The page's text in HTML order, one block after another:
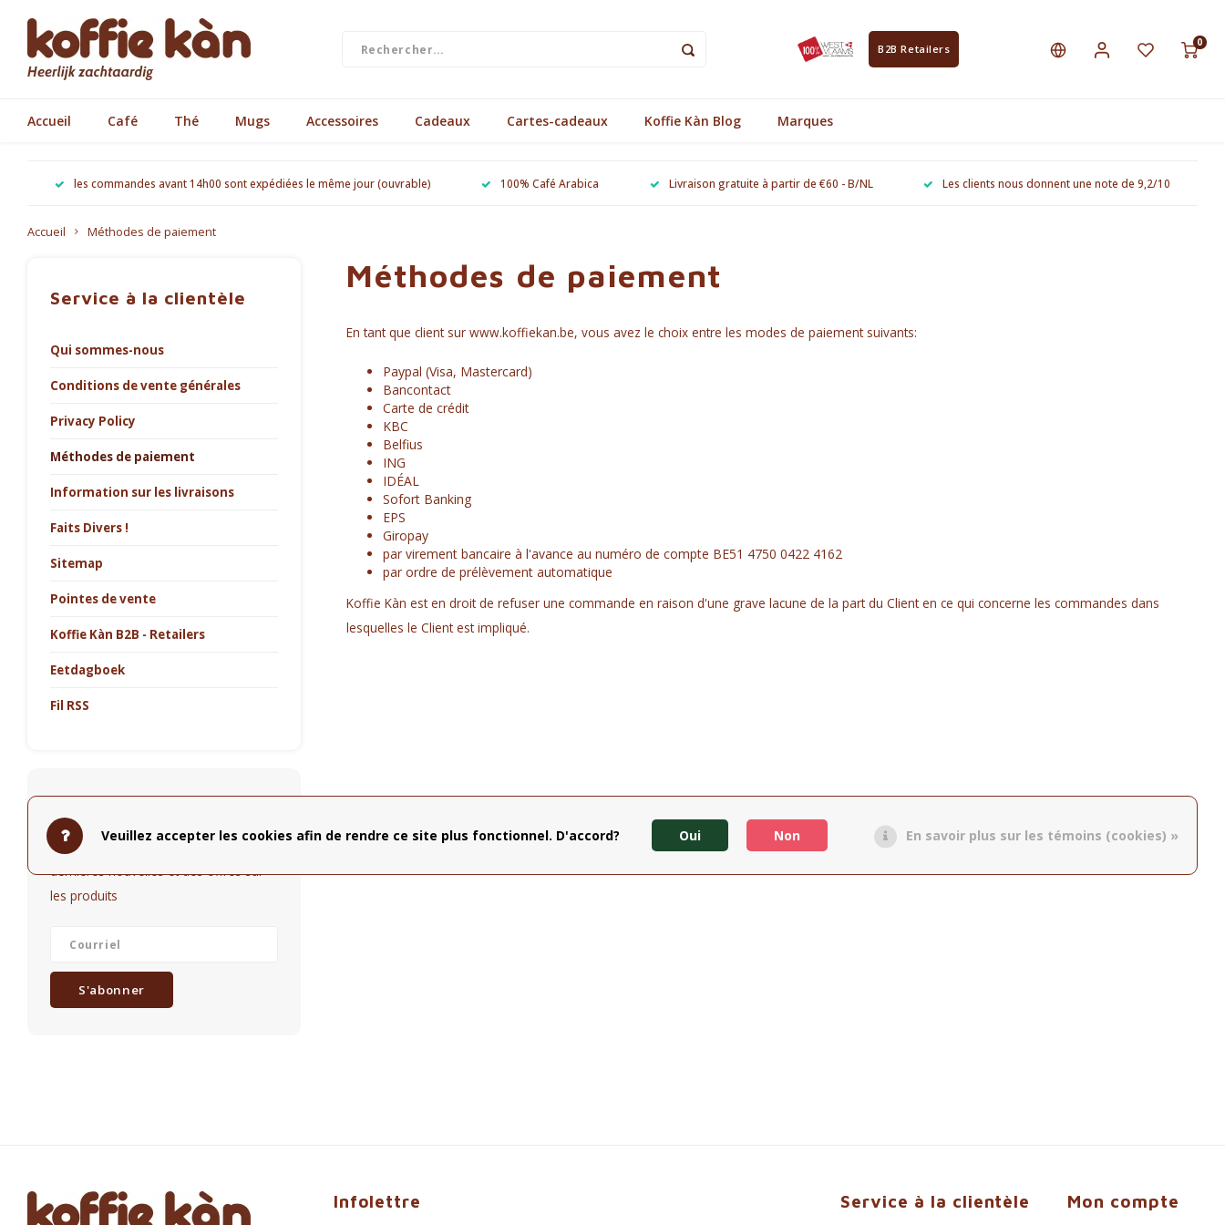
B2B Retailers
0
Accueil Café Thé Mugs Accessoires Cadeaux Cartes-cadeaux Koffie Kàn Blog Marques
les commandes avant 14h00 sont expédiées le même jour (ouvrable) 100% Café Arabica Livraison gratuite à partir de €60 - B/NL Les clients nous donnent une note de 9,2/10
Accueil Méthodes de paiement
Service à la clientèle
Qui sommes-nous
Conditions de vente générales
Privacy Policy
Méthodes de paiement
Information sur les livraisons
Faits Divers !
Sitemap
Pointes de vente
Koffie Kàn B2B - Retailers
Eetdagboek
Fil RSS
Restez informé par courriel des
dernières nouvelles et des offres sur
les produits
S'abonner
Méthodes de paiement
En tant que client sur www.koffiekan.be, vous avez le choix entre les modes de paiement suivants:
Paypal (Visa, Mastercard)
Bancontact
Carte de crédit
KBC
Belfius
ING
IDÉAL
Sofort Banking
EPS
Giropay
par virement bancaire à l'avance au numéro de compte BE51 4750 0422 4162
par ordre de prélèvement automatique
Koffie Kàn est en droit de refuser une commande en raison d'une grave lacune de la part du Client en ce qui concerne les commandes dans
lesquelles le Client est impliqué.
Infolettre Service à la clientèle Mon compte
Veuillez accepter les cookies afin de rendre ce site plus fonctionnel. D'accord? Oui Non En savoir plus sur les témoins (cookies) »